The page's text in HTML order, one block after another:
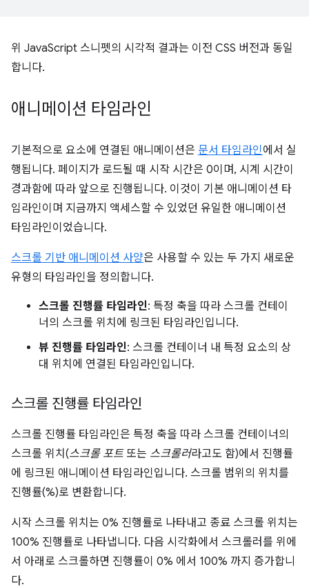
위 JavaScript 스니펫의 시각적 결과는 이전 CSS 버전과 동일
합니다.
애니메이션 타임라인
기본적으로 요소에 연결된 애니메이션은 문서 타임라인에서 실
행됩니다. 페이지가 로드될 때 시작 시간은 0이며, 시계 시간이
경과함에 따라 앞으로 진행됩니다. 이것이 기본 애니메이션 타
임라인이며 지금까지 액세스할 수 있었던 유일한 애니메이션
타임라인이었습니다.
스크롤 기반 애니메이션 사양은 사용할 수 있는 두 가지 새로운
유형의 타임라인을 정의합니다.
스크롤 진행률 타임라인: 특정 축을 따라 스크롤 컨테이
너의 스크롤 위치에 링크된 타임라인입니다.
뷰 진행률 타임라인: 스크롤 컨테이너 내 특정 요소의 상
대 위치에 연결된 타임라인입니다.
스크롤 진행률 타임라인
스크롤 진행률 타임라인은 특정 축을 따라 스크롤 컨테이너의
스크롤 위치(스크롤 포트또는 스크롤러라고도 함)에서 진행률
에 링크된 애니메이션 타임라인입니다. 스크롤 범위의 위치를
진행률(%)로 변환합니다.
시작 스크롤 위치는 0% 진행률로 나타내고 종료 스크롤 위치는
100% 진행률로 나타냅니다. 다음 시각화에서 스크롤러를 위에
서 아래로 스크롤하면 진행률이 0% 에서 100% 까지 증가합니
다.